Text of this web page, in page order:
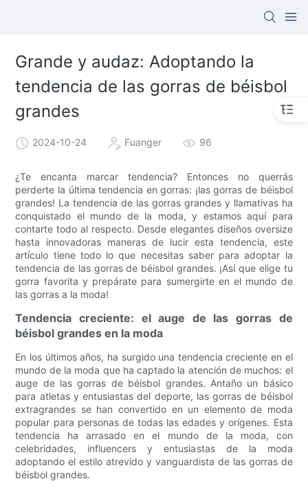
Grande y audaz: Adoptando la
tendencia de las gorras de béisbol
grandes
2024-10-24 Fuanger 96
¿Te encanta marcar tendencia? Entonces no querrás
perderte la última tendencia en gorras: ¡las gorras de béisbol
grandes! La tendencia de las gorras grandes y llamativas ha
conquistado el mundo de la moda, y estamos aquí para
contarte todo al respecto. Desde elegantes diseños oversize
hasta innovadoras maneras de lucir esta tendencia, este
artículo tiene todo lo que necesitas saber para adoptar la
tendencia de las gorras de béisbol grandes. ¡Así que elige tu
gorra favorita y prepárate para sumergirte en el mundo de
las gorras a la moda!
Tendencia creciente: el auge de las gorras de
béisbol grandes en la moda
En los últimos años, ha surgido una tendencia creciente en el
mundo de la moda que ha captado la atención de muchos: el
auge de las gorras de béisbol grandes. Antaño un básico
para atletas y entusiastas del deporte, las gorras de béisbol
extragrandes se han convertido en un elemento de moda
popular para personas de todas las edades y orígenes. Esta
tendencia ha arrasado en el mundo de la moda, con
celebridades, influencers y entusiastas de la moda
adoptando el estilo atrevido y vanguardista de las gorras de
béisbol grandes.